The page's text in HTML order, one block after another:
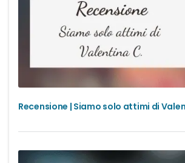
Recensione | Siamo solo attimi di